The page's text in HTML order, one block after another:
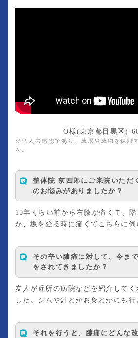
O様(東京都目黒区)-
※個人の感想であり、成果や成功を保証
ん。
整体院 京四郎にご来院いただ
のお悩みがありましたか？
10年くらい前から右膝が痛くて、階
か、坂を登る時に痛くてこちらに伺
その辛い膝痛に対して、今ま
をされてきましたか？
友人が近所の病院などを紹介してく
した。ジムや針とかお灸とかにも行
それを行うと、膝痛にどんな